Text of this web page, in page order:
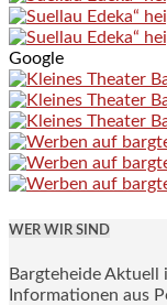
Google
WER WIR SIND
Bargteheide
Informationen aus